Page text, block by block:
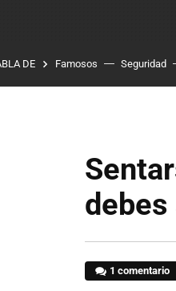
DE Famosos Seguridad
1 comentario